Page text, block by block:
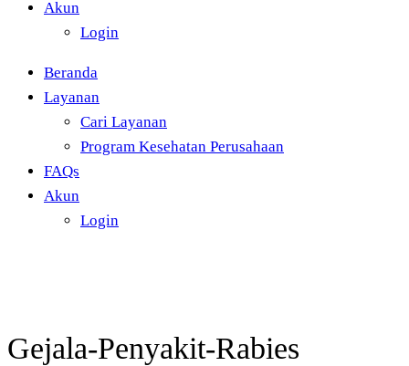
Akun
Login
Beranda
Layanan
Cari Layanan
Program Kesehatan Perusahaan
FAQs
Akun
Login
Gejala-Penyakit-Rabies